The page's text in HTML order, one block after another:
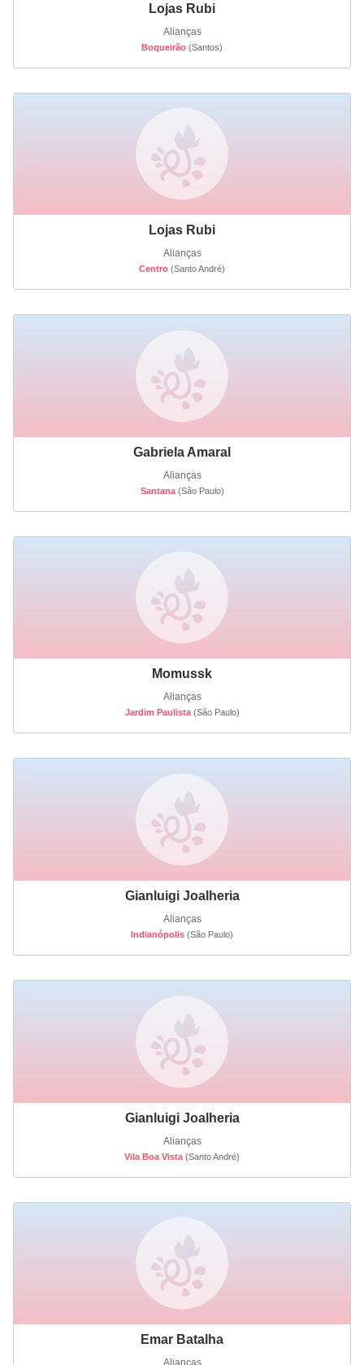
Lojas Rubi
Alianças
Boqueirão (Santos)
Lojas Rubi
Alianças
Centro (Santo André)
Gabriela Amaral
Alianças
Santana(São Paulo)
Momussk
Alianças
Jardim Paulista(São Paulo)
Gianluigi Joalheria
Alianças
Indianópolis (São Paulo)
Gianluigi Joalheria
Alianças
Vila Boa Vista (Santo André)
Emar Batalha